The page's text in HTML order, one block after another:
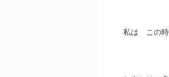
私は この時